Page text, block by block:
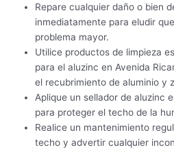
Repare cualquier daño o bien
inmediatamente para eludir
problema mayor.
Utilice productos de limpieza
para el aluzinc en Avenida
el recubrimiento de aluminio y
Aplique un sellador de aluzinc
para proteger el techo de la
Realice un mantenimiento
techo y advertir cualquier